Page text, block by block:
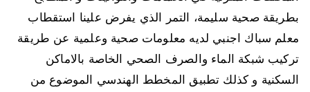
بطريقة صحية سليمة، التمر الذي يفرض علينا استقطاب
معلم سباك اجنبي لديه معلومات صحية وعلمية عن طريقة
تركيب شبكة الماء والصرف الصحي الخاصة بالاماكن
السكنية و كذلك تطبيق المخطط الهندسي الموضوع من